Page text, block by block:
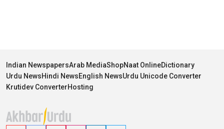
Indian NewspapersArab MediaShopNaat OnlineDictionary
Urdu NewsHindi NewsEnglish NewsUrdu Unicode Converter
Krutidev ConverterHosting